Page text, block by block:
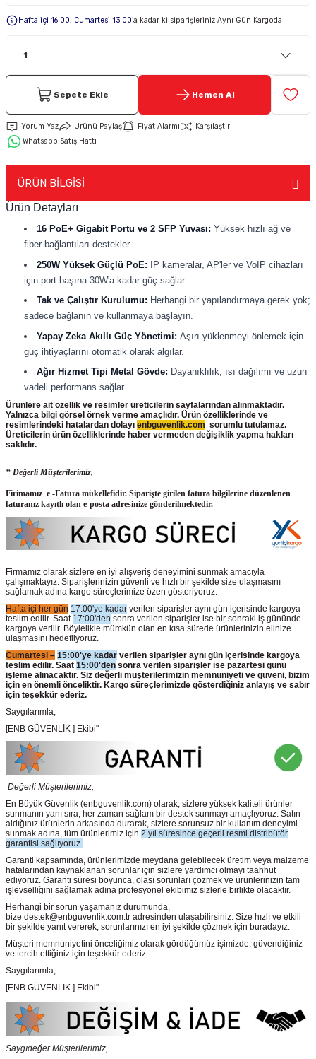
Hafta içi 16:00, Cumartesi 13:00’a kadar ki siparişleriniz Aynı Gün Kargoda
Sepete Ekle Hemen Al
Yorum Yaz Ürünü Paylaş Fiyat Alarmı
Karşılaştır
Whatsapp Satış Hattı
ÜRÜN BİLGİSİ
Ürün Detayları
16 PoE+ Gigabit Portu ve 2 SFP Yuvası: Yüksek hızlı ağ ve
fiber bağlantıları destekler.
250W Yüksek Güçlü PoE: IP kameralar, AP'ler ve VoIP cihazları
için port başına 30W'a kadar güç sağlar.
Tak ve Çalıştır Kurulumu: Herhangi bir yapılandırmaya gerek yok;
sadece bağlanın ve kullanmaya başlayın.
Yapay Zeka Akıllı Güç Yönetimi: Aşırı yüklenmeyi önlemek için
güç ihtiyaçlarını otomatik olarak algılar.
Ağır Hizmet Tipi Metal Gövde: Dayanıklılık, ısı dağılımı ve uzun
vadeli performans sağlar.
Ürünlere ait özellik ve resimler üreticilerin sayfalarından alınmaktadır.
Yalnızca bilgi görsel örnek verme amaçlıdır. Ürün özelliklerinde ve
resimlerindeki hatalardan dolayı enbguvenlik.com sorumlu tutulamaz.
Üreticilerin ürün özelliklerinde haber vermeden değişiklik yapma hakları
saklıdır.
‘‘ Değerli Müşterilerimiz,
Firimamız e -Fatura mükellefidir. Siparişte girilen fatura bilgilerine düzenlenen
faturanız kayıtlı olan e-posta adresinize gönderilmektedir.
Firmamız olarak sizlere en iyi alışveriş deneyimini sunmak amacıyla
çalışmaktayız. Siparişlerinizin güvenli ve hızlı bir şekilde size ulaşmasını
sağlamak adına kargo süreçlerimize özen gösteriyoruz.
Hafta içi her gün 17:00'ye kadar verilen siparişler aynı gün içerisinde kargoya
teslim edilir. Saat 17:00'den sonra verilen siparişler ise bir sonraki iş gününde
kargoya verilir. Böylelikle mümkün olan en kısa sürede ürünlerinizin elinize
ulaşmasını hedefliyoruz.
Cumartesi – 15:00'ye kadar verilen siparişler aynı gün içerisinde kargoya
teslim edilir. Saat 15:00'den sonra verilen siparişler ise pazartesi günü
işleme alınacaktır. Siz değerli müşterilerimizin memnuniyeti ve güveni, bizim
için en önemli önceliktir. Kargo süreçlerimizde gösterdiğiniz anlayış ve sabır
için teşekkür ederiz.
Saygılarımla,
[ENB GÜVENLİK ] Ekibi"
Değerli Müşterilerimiz,
En Büyük Güvenlik (enbguvenlik.com) olarak, sizlere yüksek kaliteli ürünler
sunmanın yanı sıra, her zaman sağlam bir destek sunmayı amaçlıyoruz. Satın
aldığınız ürünlerin arkasında durarak, sizlere sorunsuz bir kullanım deneyimi
sunmak adına, tüm ürünlerimiz için 2 yıl süresince geçerli resmi distribütör
garantisi sağlıyoruz.
Garanti kapsamında, ürünlerimizde meydana gelebilecek üretim veya malzeme
hatalarından kaynaklanan sorunlar için sizlere yardımcı olmayı taahhüt
ediyoruz. Garanti süresi boyunca, olası sorunları çözmek ve ürünlerinizin tam
işlevselliğini sağlamak adına profesyonel ekibimiz sizlerle birlikte olacaktır.
Herhangi bir sorun yaşamanız durumunda,
bize destek@enbguvenlik.com.tr adresinden ulaşabilirsiniz. Size hızlı ve etkili
bir şekilde yanıt vererek, sorunlarınızı en iyi şekilde çözmek için buradayız.
Müşteri memnuniyetini önceliğimiz olarak gördüğümüz işimizde, güvendiğiniz
ve tercih ettiğiniz için teşekkür ederiz.
Saygılarımla,
[ENB GÜVENLİK ] Ekibi"
Saygıdeğer Müşterilerimiz,